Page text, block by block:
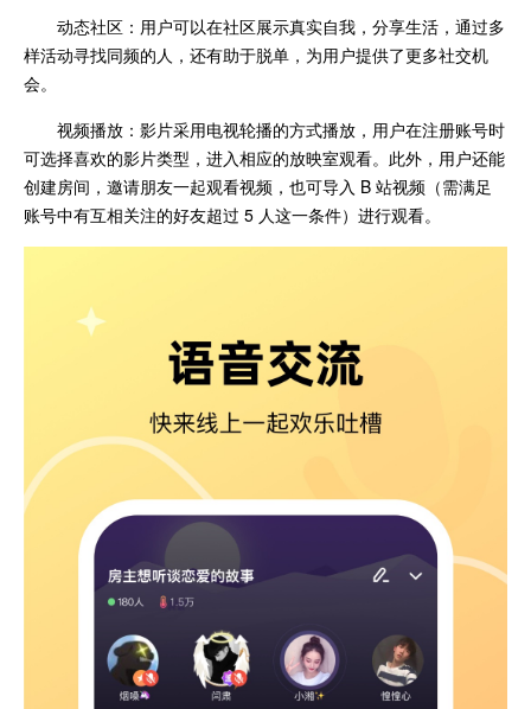
动态社区：用户可以在社区展示真实自我，分享生活，通过多
样活动寻找同频的人，还有助于脱单，为用户提供了更多社交机
会。
视频播放：影片采用电视轮播的方式播放，用户在注册账号时
可选择喜欢的影片类型，进入相应的放映室观看。此外，用户还能
创建房间，邀请朋友一起观看视频，也可导入 B 站视频（需满足
账号中有互相关注的好友超过 5 人这一条件）进行观看。